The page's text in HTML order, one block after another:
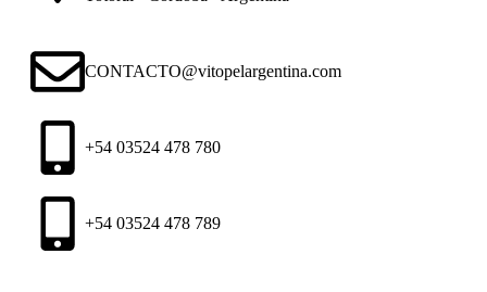
CONTACTO@vitopelargentina.com
+54 03524 478 780​
+54 03524 478 789​